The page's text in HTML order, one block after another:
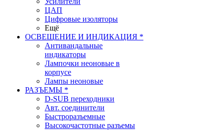
ЦАП
Цифровые изоляторы
Ещё
ОСВЕЩЕНИЕ И ИНДИКАЦИЯ *
Антивандальные
индикаторы
Лампочки неоновые в
корпусе
Лампы неоновые
РАЗЪЕМЫ *
D-SUB переходники
Авт. соединители
Быстроразъемные
Высокочастотные разъемы